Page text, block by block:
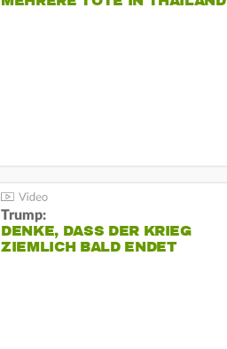
Trump:
DENKE, DASS DER KRIEG
ZIEMLICH BALD ENDET